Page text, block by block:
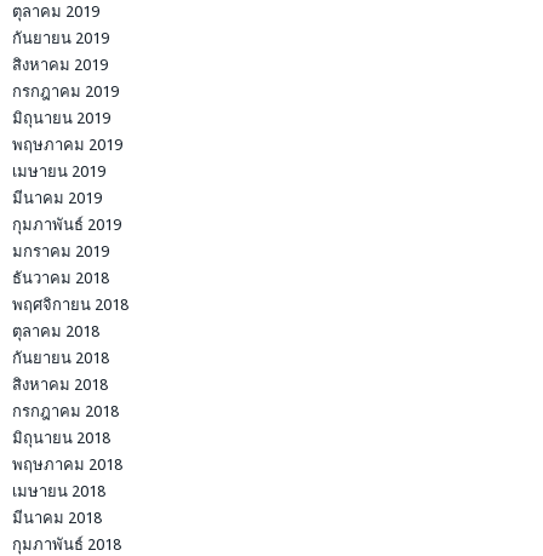
ตุลาคม 2019
กันยายน 2019
สิงหาคม 2019
กรกฎาคม 2019
มิถุนายน 2019
พฤษภาคม 2019
เมษายน 2019
มีนาคม 2019
กุมภาพันธ์ 2019
มกราคม 2019
ธันวาคม 2018
พฤศจิกายน 2018
ตุลาคม 2018
กันยายน 2018
สิงหาคม 2018
กรกฎาคม 2018
มิถุนายน 2018
พฤษภาคม 2018
เมษายน 2018
มีนาคม 2018
กุมภาพันธ์ 2018